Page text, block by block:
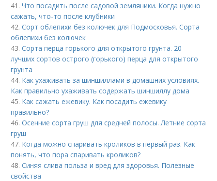
41.Что посадить после садовой земляники. Когда нужно
сажать, что-то после клубники
42.Сорт облепихи без колючек для Подмосковья. Сорта
облепихи без колючек
43.Сорта перца горького для открытого грунта. 20
лучших сортов острого (горького) перца для открытого
грунта
44. Как ухаживать за шиншиллами в домашних условиях.
Как правильно ухаживать содержать шиншиллу дома
45. Как сажать ежевику. Как посадить ежевику
правильно?
46.Осенние сорта груш для средней полосы. Летние сорта
груш
47. Когда можно спаривать кроликов в первый раз. Как
понять, что пора спаривать кроликов?
48.Синяя слива польза и вред для здоровья. Полезные
свойства